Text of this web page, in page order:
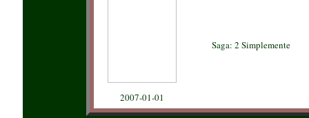
2007-01-01
Saga: 2 Simplemente